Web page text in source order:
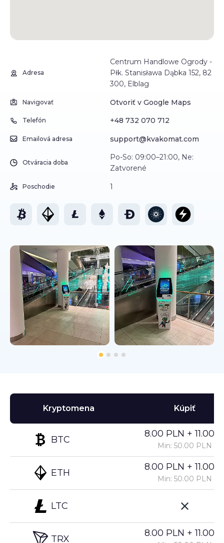
Adresa
Centrum Handlowe Ogrody -
Płk. Stanisława Dąbka 152, 82
300, Elblag
Navigovať Otvoriť v Google Maps
Telefón +48 732 070 712
Emailová adresa support@kvakomat.com
Otváracia doba
Po-So: 09:00–21:00, Ne:
Zatvorené
Poschodie 1
Kryptomena
BTC
ETH
LTC
TRX
Kúpiť
8.00 PLN +
Min: 50.00 PLN
8.00 PLN +
Min: 50.00 PLN
8.00 PLN +